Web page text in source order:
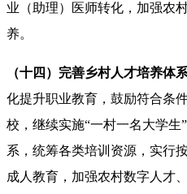
业（助理）医师转化，加强农
养。
（十四）完善乡村人才培养体系
化提升职业教育，鼓励符合条
校，继续实施“一村一名大学
系，统筹各类培训资源，实行
成人教育，加强农村数字人才